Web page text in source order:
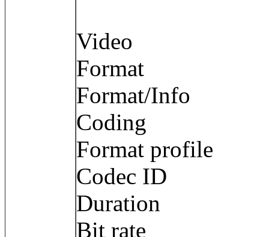
Video
Format :
Format/Info :
Coding
Format profile
Codec ID :
Duration :
Bit rate : 2